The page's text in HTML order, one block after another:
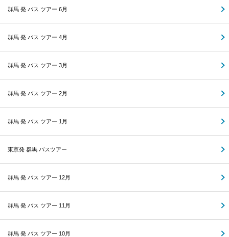
群馬 発 バス ツアー 6月
群馬 発 バス ツアー 4月
群馬 発 バス ツアー 3月
群馬 発 バス ツアー 2月
群馬 発 バス ツアー 1月
東京発 群馬 バスツアー
群馬 発 バス ツアー 12月
群馬 発 バス ツアー 11月
群馬 発 バス ツアー 10月